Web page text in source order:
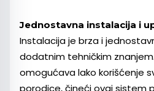
Jednostavna instalacija i
Instalacija je brza i
dodatnim tehničkim
omogućava lako korišćenje
porodice, čineći ovaj sistem